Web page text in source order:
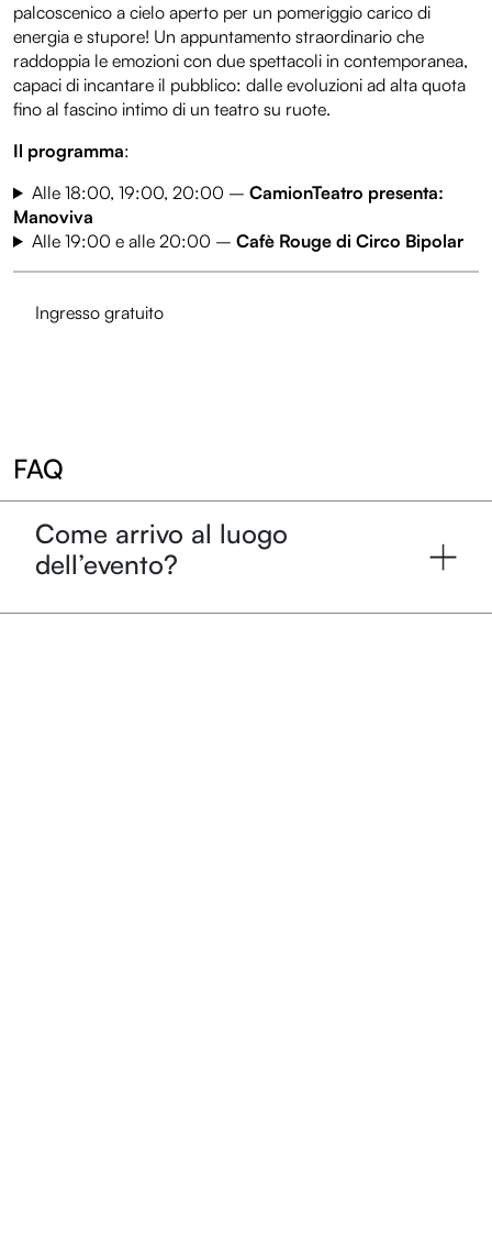
palcoscenico a cielo aperto per un pomeriggio carico di
energia e stupore! Un appuntamento straordinario che
raddoppia le emozioni con due spettacoli in contemporanea,
capaci di incantare il pubblico: dalle evoluzioni ad alta quota
fino al fascino intimo di un teatro su ruote.
Il programma:
Alle 18:00, 19:00, 20:00 – CamionTeatro presenta:
Manoviva
Alle 19:00 e alle 20:00 – Cafè Rouge di Circo Bipolar
Ingresso gratuito
FAQ
Come arrivo al luogo
dell’evento?